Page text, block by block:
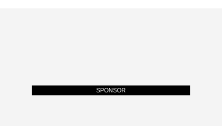
SPONSOR